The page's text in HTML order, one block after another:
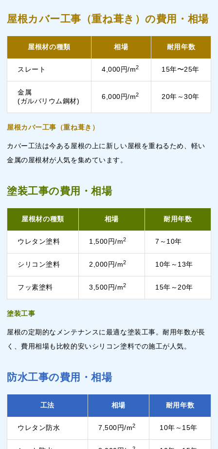
屋根カバー工事（重ね葺き）の費用・相場
屋根材の種類 相場 耐用年数
スレート 4,000円/m2 15年〜25年
金属
(ガルバリウム鋼材)
6,000円/m2 20年～30年
屋根カバー工事（重ね葺き）
カバー工法は今ある屋根の上に新しい屋根を重ねるため、軽い
金属の屋根材が人気を集めています。
塗装工事の費用・相場
屋根材の種類 相場 耐用年数
ウレタン塗料 1,500円/m2 7～10年
シリコン塗料 2,000円/m2 10年～13年
フッ素塗料 3,500円/m2 15年～20年
塗装工事
屋根の定期的なメンテナンスに最適な塗装工事。耐用年数が長
く、費用相場も比較的安いシリコン塗料での施工が人気。
防水工事の費用・相場
工法 相場 耐用年数
ウレタン防水 7,500円/m2 10年～15年